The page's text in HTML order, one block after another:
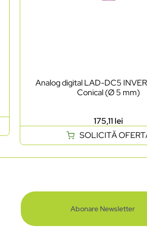
Analog digital LAD-DC5
Conical (Ø 5 mm)
175,11 lei
SOLICITĂ
Abonare Newsletter